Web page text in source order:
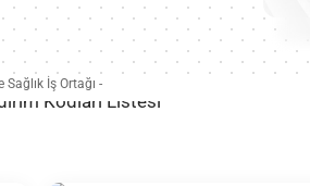
Sağlık İş Ortağı -